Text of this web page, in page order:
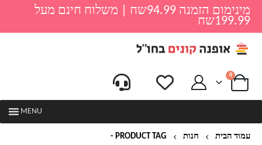
מינימום הזמנה 94.99שח | משלוח חינם מעל
199.99שח
0
MENU
עמוד הבית חנות PRODUCT TAG -